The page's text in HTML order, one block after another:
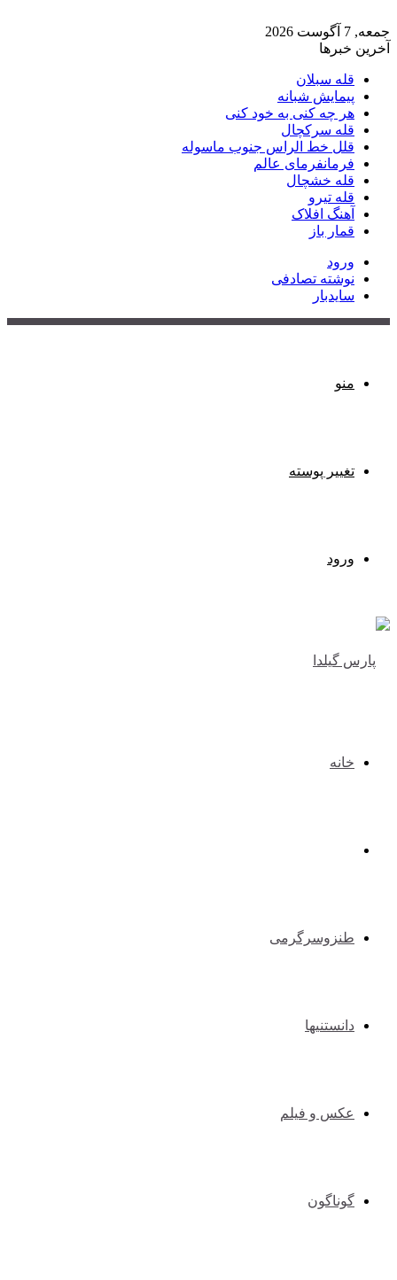
جمعه, 7 آگوست 2026
آخرین خبرها
قله سبلان
پیمایش شبانه
هر چه کنی به خود کنی
قله سرکچال
قلل خط الراس جنوب ماسوله
فرمانفرمای عالم
قله خشچال
قله تیرو
آهنگ افلاک
قمار باز
ورود
نوشته تصادفی
سایدبار
منو
تغییر پوسته
ورود
خانه
طنزوسرگرمی
دانستنیها
عکس و فیلم
گوناگون